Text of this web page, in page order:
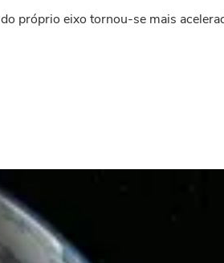
próprio eixo tornou-se mais